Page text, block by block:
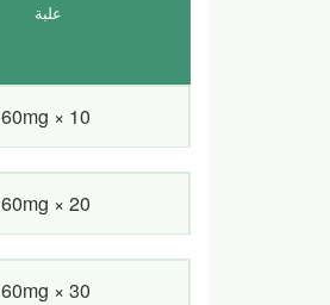
علبة
60mg × 10
60mg × 20
60mg × 30